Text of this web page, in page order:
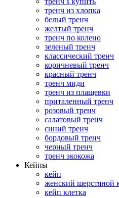
тренч из хлопка
белый тренч
желтый тренч
тренч по колено
зеленый тренч
классический тренч
коричневый тренч
красный тренч
тренч миди
тренч из плащевки
приталенный тренч
розовый тренч
салатовый тренч
синий тренч
бордовый тренч
черный тренч
тренч экокожа
Кейпы
кейп
женский шерстяной
кейп клетка